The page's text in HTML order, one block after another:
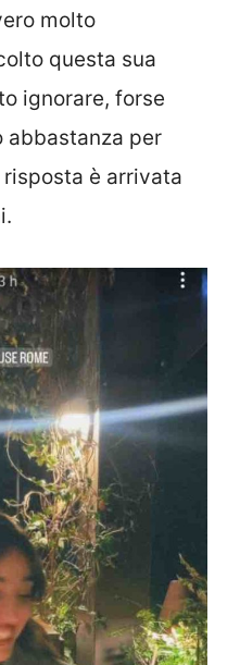
molto
questa sua
ignorare, forse
abbastanza per
è arrivata